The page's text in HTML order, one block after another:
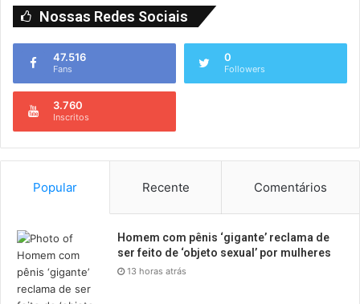
Nossas Redes Sociais
47.516
Fans
0
Followers
3.760
Inscritos
Popular Recente Comentários
Homem com pênis ‘gigante’ reclama de
ser feito de ‘objeto sexual’ por mulheres
13 horas atrás